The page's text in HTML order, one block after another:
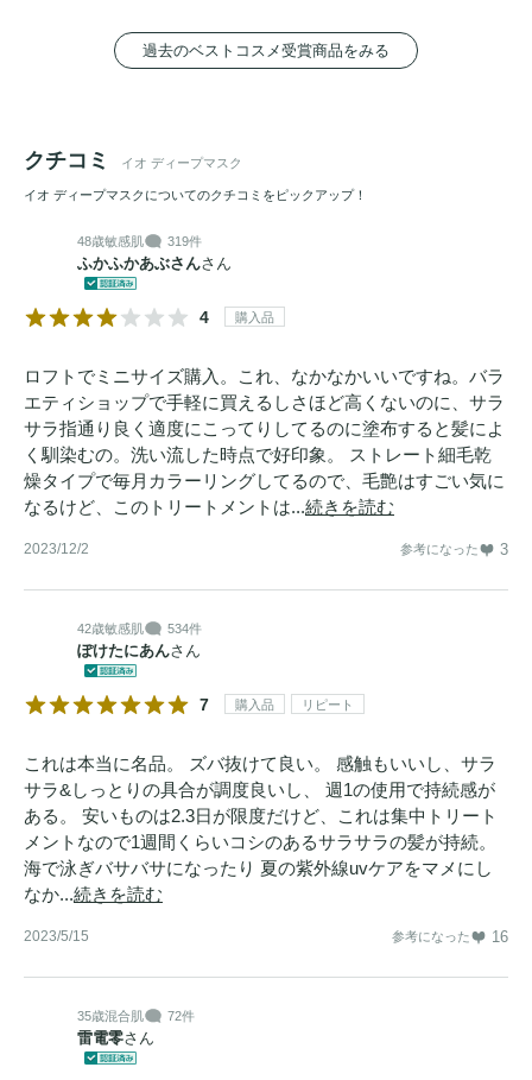
過去のベストコスメ受賞商品をみる
クチコミ イオ ディープマスク
イオ ディープマスクについてのクチコミをピックアップ！
48歳敏感肌 319件
ふかふかあぶさんさん
4 購入品
ロフトでミニサイズ購入。これ、なかなかいいですね。バラ
エティショップで手軽に買えるしさほど高くないのに、サラ
サラ指通り良く適度にこってりしてるのに塗布すると髪によ
く馴染むの。洗い流した時点で好印象。 ストレート細毛乾
燥タイプで毎月カラーリングしてるので、毛艶はすごい気に
なるけど、このトリートメントは...続きを読む
2023/12/2 参考になった 3
42歳敏感肌 534件
ぽけたにあんさん
7 購入品 リピート
これは本当に名品。 ズバ抜けて良い。 感触もいいし、サラ
サラ&しっとりの具合が調度良いし、 週1の使用で持続感が
ある。 安いものは2.3日が限度だけど、これは集中トリート
メントなので1週間くらいコシのあるサラサラの髪が持続。
海で泳ぎバサバサになったり 夏の紫外線uvケアをマメにし
なか...続きを読む
2023/5/15 参考になった 16
35歳混合肌 72件
雷電零さん